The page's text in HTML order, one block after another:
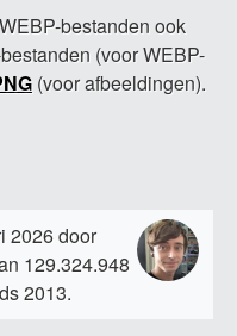
bestanden ook
(voor WEBP-
(voor afbeeldingen).
2026 door
129.324.948
2013.